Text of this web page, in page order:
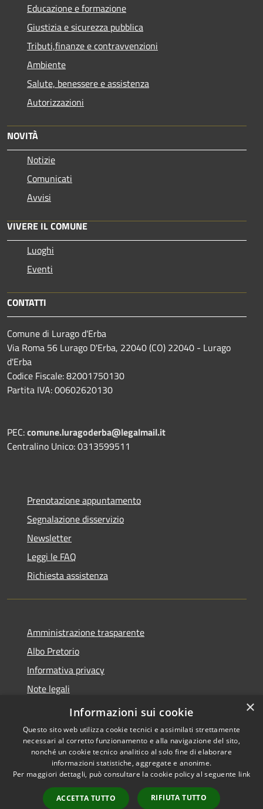
Educazione e formazione
Giustizia e sicurezza pubblica
Tributi,finanze e contravvenzioni
Ambiente
Salute, benessere e assistenza
Autorizzazioni
NOVITÀ
Notizie
Comunicati
Avvisi
VIVERE IL COMUNE
Luoghi
Eventi
CONTATTI
Comune di Lurago d'Erba
Via Roma 56 Lurago D'Erba, 22040 (CO) 22040 - Lurago
d'Erba
Codice Fiscale: 82001750130
Partita IVA: 00602620130
PEC:comune.luragoderba@legalmail.it
Centralino Unico: 0313599511
Prenotazione appuntamento
Segnalazione disservizio
Newsletter
Leggi le FAQ
Richiesta assistenza
Amministrazione trasparente
Albo Pretorio
Informativa privacy
Note legali
Dichiarazione di accessibilità
Accessibilità
Copyright © 2026 • Comune di
Lurago d'Erba • Powered by
Municipium•
Accesso
×
Informazioni sui cookie
Questo sito web utilizza cookie tecnici e assimilati strettamente
necessari al corretto funzionamento e alla navigazione del sito,
nonché un cookie tecnico analitico al solo fine di elaborare
informazioni statistiche, aggregate e anonime.
Per maggiori dettagli, può consultare la cookie policy al seguente link
ACCETTA TUTTO RIFIUTA TUTTO